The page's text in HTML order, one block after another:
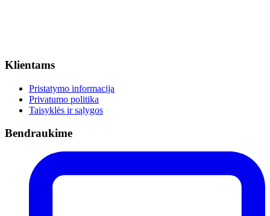
Klientams
Pristatymo informacija
Privatumo politika
Taisyklės ir sąlygos
Bendraukime